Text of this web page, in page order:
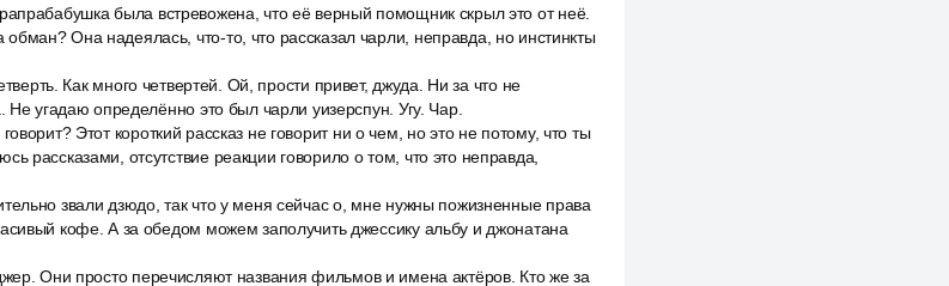
была встревожена, что её верный помощник скрыл это от неё.
Она надеялась, что-то, что рассказал чарли, неправда, но инстинкты
Как много четвертей. Ой, прости привет, джуда. Ни за что не
Не угадаю определённо это был чарли уизерспун. Угу. Чар.
Этот короткий рассказ не говорит ни о чем, но это не потому, что ты
рассказами, отсутствие реакции говорило о том, что это неправда,
звали дзюдо, так что у меня сейчас о, мне нужны пожизненные права
кофе. А за обедом можем заполучить джессику альбу и джонатана
Они просто перечисляют названия фильмов и имена актёров. Кто же за